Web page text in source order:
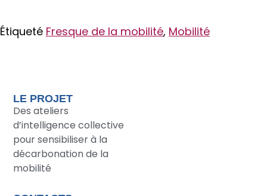
Étiqueté Fresque de la mobilité, Mobilité
LE PROJET
Des ateliers
d’intelligence collective
pour sensibiliser à la
décarbonation de la
mobilité